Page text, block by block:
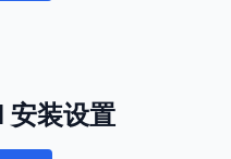
安装设置